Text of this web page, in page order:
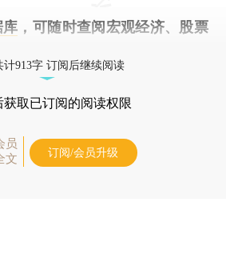
库 ，可随时查阅宏观经济、股票
计913字 订阅后继续阅读
获取已订阅的阅读权限
员
文
订阅/会员升级